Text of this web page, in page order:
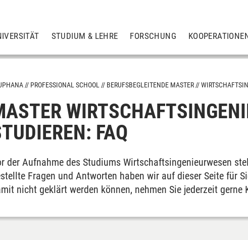
STUDIUM & LEHRE FORSCHUNG
Themen
Berufsbegleitende Bachelor
Berufsbegleitende Master
& Cultural Management
Auditing
Baurecht & Baumanagement
& Business Law
Science
PROFESSIONAL SCHOOL BERUFSBEGLEITENDE MASTER
FAQ
der Aufnahme des Studiums Wirtschaftsingenieurwesen
Fragen und Antworten haben wir auf dieser Seite für
nicht geklärt werden können, nehmen Sie jederzeit gerne